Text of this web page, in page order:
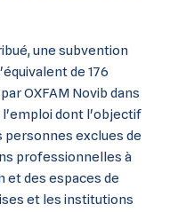
une subvention
de 176
OXFAM Novib dans
l'emploi dont l'objectif
exclues de
professionnelles à
et des espaces de
et les institutions